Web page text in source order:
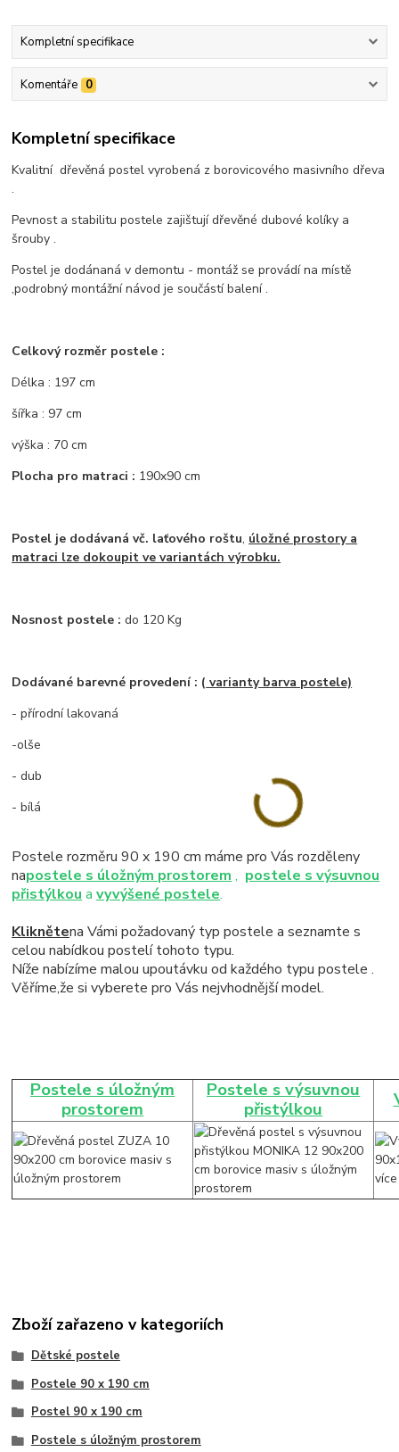
Kompletní specifikace
Komentáře 0
Kompletní specifikace
Kvalitní dřevěná postel vyrobená z borovicového masivního dřeva
.
Pevnost a stabilitu postele zajištují dřevěné dubové kolíky a
šrouby .
Postel je dodánaná v demontu - montáž se provádí na místě
,podrobný montážní návod je součástí balení .
Celkový rozměr postele :
Délka : 197 cm
šířka : 97 cm
výška : 70 cm
Plocha pro matraci : 190x90 cm
Postel je dodávaná vč. laťového roštu, úložné prostory a
matraci lze dokoupit ve variantách výrobku.
Nosnost postele : do 120 Kg
Dodávané barevné provedení : ( varianty barva postele)
- přírodní lakovaná
-olše
- dub
- bílá
Postele rozměru 90 x 190 cm máme pro Vás rozděleny
napostele s úložným prostorem , postele s výsuvnou
přistýlkou avyvýšené postele.
Kliknětena Vámi požadovaný typ postele a seznamte s
celou nabídkou postelí tohoto typu.
Níže nabízíme malou upoutávku od každého typu postele .
Věříme,že si vyberete pro Vás nejvhodnější model.
Postele s úložným
prostorem
Postele s výsuvnou
přistýlkou
Zboží zařazeno v kategoriích
Dětské postele
Postele 90 x 190 cm
Postel 90 x 190 cm
Postele s úložným prostorem